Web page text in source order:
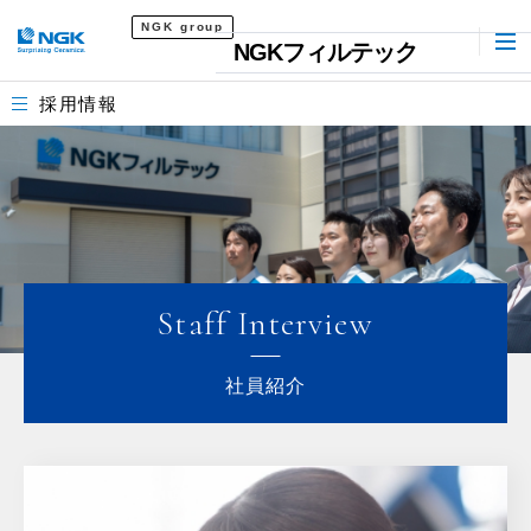
NGKフィルテック
NGK group
採用情報
Staff Interview
社員紹介